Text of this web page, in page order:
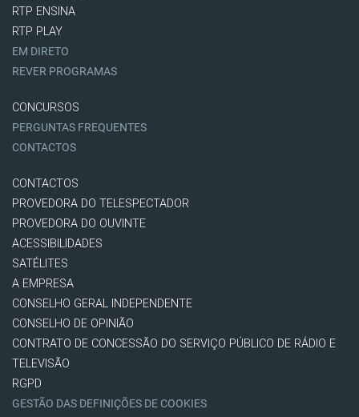
RTP ENSINA
RTP PLAY
EM DIRETO
REVER PROGRAMAS
CONCURSOS
PERGUNTAS FREQUENTES
CONTACTOS
CONTACTOS
PROVEDORA DO TELESPECTADOR
PROVEDORA DO OUVINTE
ACESSIBILIDADES
SATÉLITES
A EMPRESA
CONSELHO GERAL INDEPENDENTE
CONSELHO DE OPINIÃO
CONTRATO DE CONCESSÃO DO SERVIÇO PÚBLICO DE RÁDIO E
TELEVISÃO
RGPD
GESTÃO DAS DEFINIÇÕES DE COOKIES